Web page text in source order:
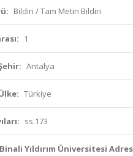
Bildiri / Tam Metin Bildiri
1
Antalya
Türkiye
ss.173
Yıldırım Üniversitesi